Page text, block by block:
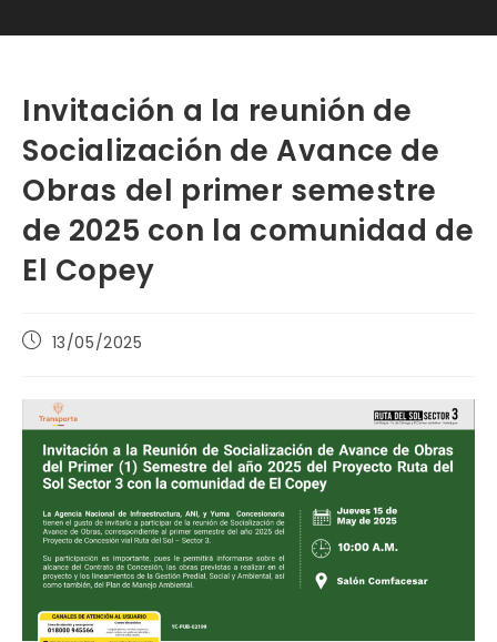
Invitación a la reunión de
Socialización de Avance de
Obras del primer semestre
de 2025 con la comunidad de
El Copey
Publicación
entrada:
13/05/2025